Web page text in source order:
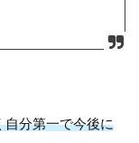
自分第一で今後に